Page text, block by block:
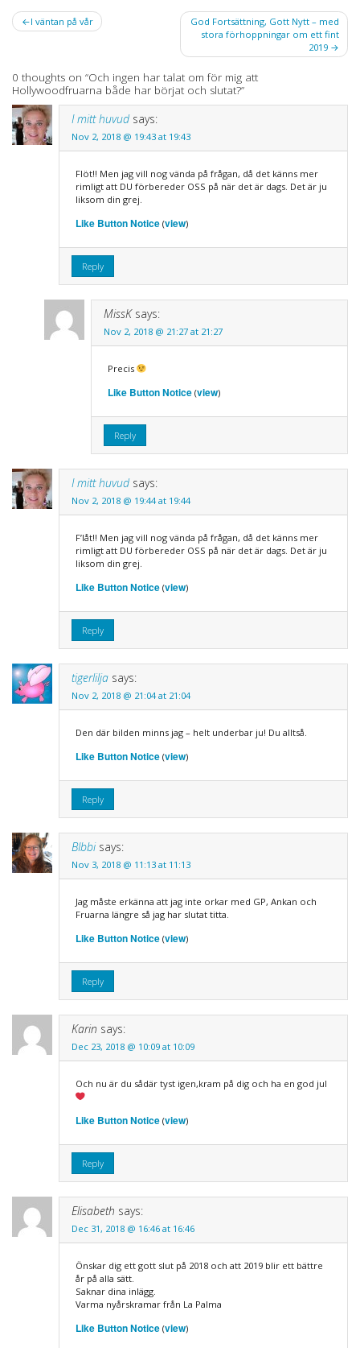
PostI väntan på vår
God Fortsättning, Gott Nytt – med
stora förhoppningar om ett fint
2019
0 thoughts on “Och ingen har talat om för mig att
Hollywoodfruarna både har börjat och slutat?”
I mitt huvud says:
Nov 2, 2018 @ 19:43 at 19:43
Flöt!! Men jag vill nog vända på frågan, då det känns mer
rimligt att DU förbereder OSS på när det är dags. Det är ju
liksom din grej.
Like Button Notice(view)
Reply
MissK says:
Nov 2, 2018 @ 21:27 at 21:27
Precis
Like Button Notice(view)
Reply
I mitt huvud says:
Nov 2, 2018 @ 19:44 at 19:44
F’låt!! Men jag vill nog vända på frågan, då det känns mer
rimligt att DU förbereder OSS på när det är dags. Det är ju
liksom din grej.
Like Button Notice(view)
Reply
tigerlilja says:
Nov 2, 2018 @ 21:04 at 21:04
Den där bilden minns jag – helt underbar ju! Du alltså.
Like Button Notice(view)
Reply
BIbbi says:
Nov 3, 2018 @ 11:13 at 11:13
Jag måste erkänna att jag inte orkar med GP, Ankan och
Fruarna längre så jag har slutat titta.
Like Button Notice(view)
Reply
Karin says:
Dec 23, 2018 @ 10:09 at 10:09
Och nu är du sådär tyst igen,kram på dig och ha en god jul
Like Button Notice(view)
Reply
Elisabeth says:
Dec 31, 2018 @ 16:46 at 16:46
Önskar dig ett gott slut på 2018 och att 2019 blir ett bättre
år på alla sätt.
Saknar dina inlägg.
Varma nyårskramar från La Palma
Like Button Notice(view)